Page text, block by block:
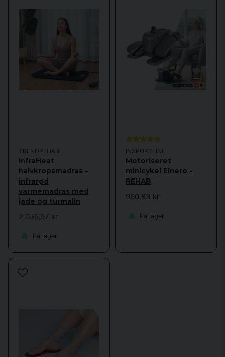
TRENDREHAB
InfraHeat
halvkropsmadras –
infrarød
varmemadras med
jade og turmalin
2 056,97 kr
På lager
INSPORTLINE
Motoriseret
minicykel Elnero -
REHAB
960,83 kr
På lager